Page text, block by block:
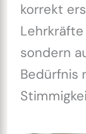
korrekt
sondern
Bedürfnis